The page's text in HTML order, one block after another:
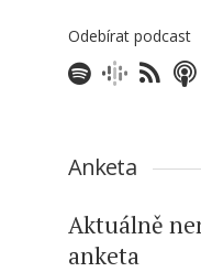
Odebírat podcast
Anketa
Aktuálně
anketa